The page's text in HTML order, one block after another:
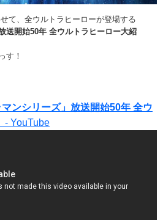
て、全ウルトラヒーローが登場する
送開始50年 全ウルトラヒーロー大紹
す！
ンシリーズ」放送開始50年 全ウ
- YouTube